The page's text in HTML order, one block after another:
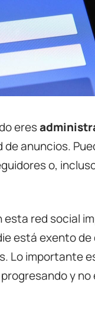
eres
anuncios.
o,
red social
está exento
Lo importante
y no